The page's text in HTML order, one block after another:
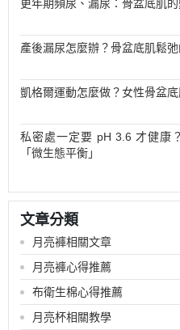
更年期頻尿、漏尿：骨盆底肌
產後漏尿怎麼辦？骨盆底肌鬆
凱格爾運動怎麼做？女性骨盆
私密處一定要 pH 3.6 才健康
「微生態平衡」
文章分類
月亮褲相關文章
月亮褲心得推薦
布衛生棉心得推薦
月亮杯相關教學